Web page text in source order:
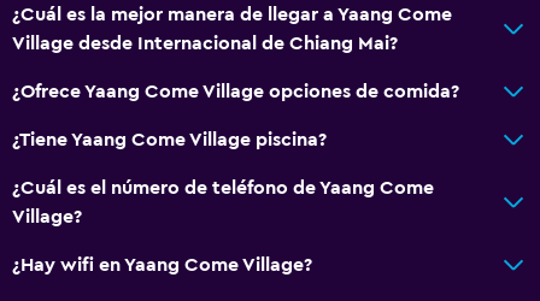
¿Cuál es la mejor manera de llegar a Yaang Come
Village desde Internacional de Chiang Mai?
¿Ofrece Yaang Come Village opciones de comida?
¿Tiene Yaang Come Village piscina?
¿Cuál es el número de teléfono de Yaang Come
Village?
¿Hay wifi en Yaang Come Village?